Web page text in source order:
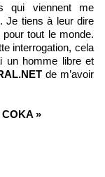
qui viennent me
Je tiens à leur dire
tout le monde.
interrogation, cela
un homme libre et
de m’avoir
»